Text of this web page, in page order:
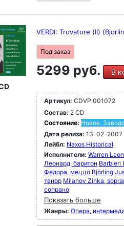
VERDI: Trovatore (Il)
Под заказ
5299 руб. В
Артикул: CDVP 001072
Состав: 2 CD
Состояние: Новое.
Дата релиза: 13-02-2007
Лейбл: Naxos Historical
Исполнители: Warren
Леонард, баритон Barbieri
Федора, меццо Björling
тенор Milanov Zinka,
сопрано
Показать больше
Жанры: Опера,